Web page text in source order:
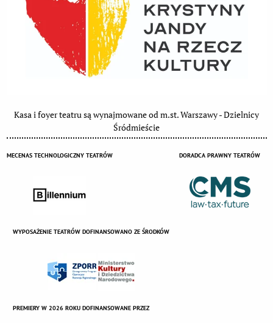
Kasa i foyer teatru są wynajmowane od m.st. Warszawy - Dzielnicy
Śródmieście
MECENAS TECHNOLOGICZNY TEATRÓW DORADCA PRAWNY TEATRÓW
WYPOSAŻENIE TEATRÓW DOFINANSOWANO ZE ŚRODKÓW
PREMIERY W 2026 ROKU DOFINANSOWANE PRZEZ